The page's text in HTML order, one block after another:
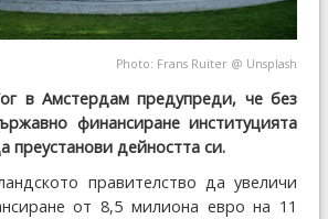
Photo: Frans Ruiter @ Unsplash
в Амстердам предупреди, че без
финансиране институцията
преустанови дейността си.
правителство да увеличи
от 8,5 милиона евро на 11